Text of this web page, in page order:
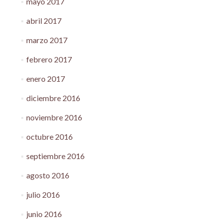
abril 2017
marzo 2017
febrero 2017
enero 2017
diciembre 2016
noviembre 2016
octubre 2016
septiembre 2016
agosto 2016
julio 2016
junio 2016